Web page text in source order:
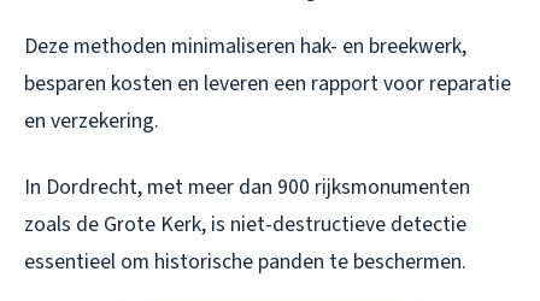
Deze methoden minimaliseren hak- en breekwerk,
besparen kosten en leveren een rapport voor reparatie
en verzekering.
In Dordrecht, met meer dan 900 rijksmonumenten
zoals de Grote Kerk, is niet-destructieve detectie
essentieel om historische panden te beschermen.